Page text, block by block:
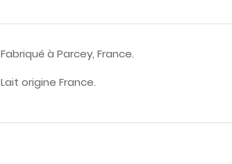
Fabriqué à Parcey, France.
Lait origine France.